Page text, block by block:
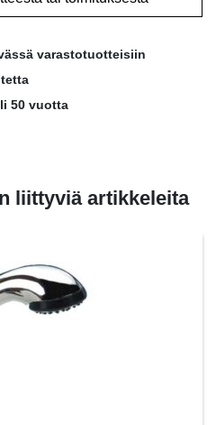
varastotuotteisiin
50 vuotta
liittyviä artikkeleita